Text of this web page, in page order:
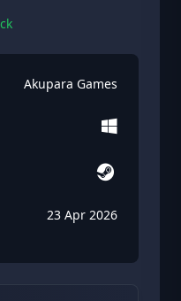
Akupara Games
23 Apr 2026